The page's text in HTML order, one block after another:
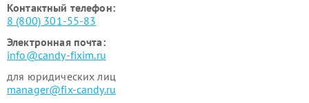
Контактный телефон:
8 (800) 301-55-83
Электронная почта:
info@candy-fixim.ru
для юридических лиц
manager@fix-candy.ru